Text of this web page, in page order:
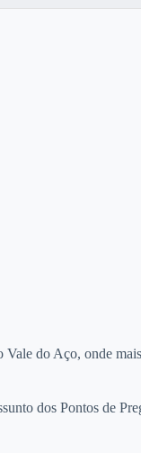
do Aço, onde
dos Pontos de